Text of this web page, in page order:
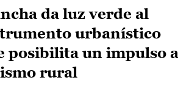
da luz verde al
urbanístico
posibilita un impulso
rural